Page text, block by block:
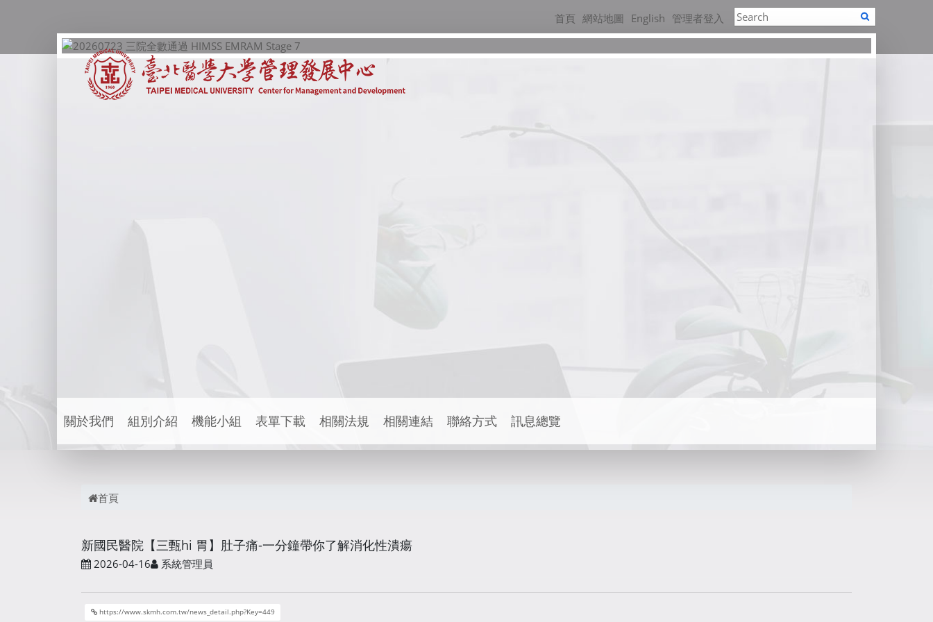
首頁 網站地圖 English 管理者登入
關於我們 組別介紹 機能小組 表單下載 相關法規 相關連結 聯絡方式 訊息總覽
首頁
新國民醫院【三甄hi 胃】肚子痛-一分鐘帶你了解消化性潰瘍
2026-04-16 系統管理員
https://www.skmh.com.tw/news_detail.php?Key=449